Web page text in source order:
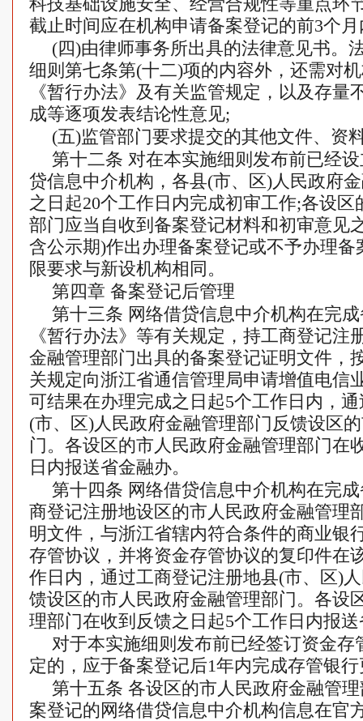
截止时间应在机构申请备案登记的前3个月
(四)由律师事务所出具的法律意见书。
细则第七条第(十二)项的内容外，还需对
《暂行办法》及有关监管规定，以及存量
成等逐项发表结论性意见;
(五)监管部门要求提交的其他文件、资
第十二条 对在本实施细则发布前已经
贷信息中介机构，各县(市、区)人民政府
之日起20个工作日内完成初审工作;各设
部门应当自收到备案登记材料和初审意见
含公示期)作出办理备案登记或不予办理
限要求与新设机构相同。
第四章 备案登记后管理
第十三条 网络借贷信息中介机构在完
《暂行办法》等有关规定，持工商登记注
金融管理部门出具的备案登记证明文件，
关规定向浙江省通信管理局申请增值电信
可结果在办理完成之日起5个工作日内，
(市、区)人民政府金融管理部门反馈设区
门。各设区的市人民政府金融管理部门在
日内报送省金融办。
第十四条 网络借贷信息中介机构在完
商登记注册地设区的市人民政府金融管理
明文件，与浙江省辖内符合条件的商业银
存管协议，并将资金存管协议的复印件在
作日内，通过工商登记注册地县(市、区)
馈设区的市人民政府金融管理部门。各设
理部门在收到反馈之日起5个工作日内报
对于本实施细则发布前已经签订资金存
定的，应于备案登记后1年内完成存管银
第十五条 各设区的市人民政府金融管
案登记的网络借贷信息中介机构信息在官